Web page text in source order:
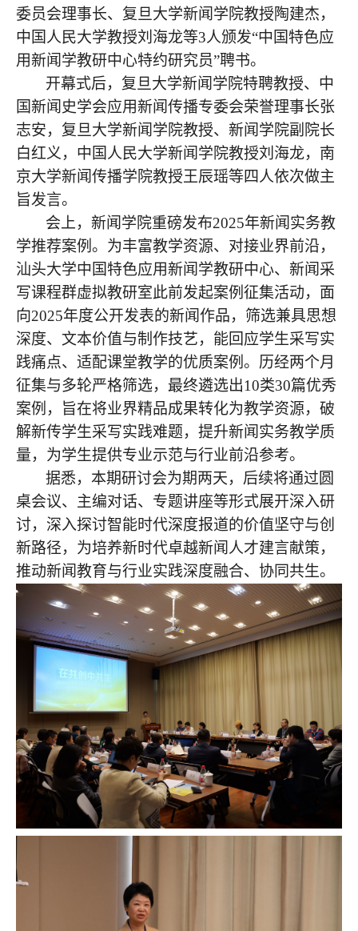
委员会理事长、复旦大学新闻学院教授陶建杰，
中国人民大学教授刘海龙等3人颁发“中国特色应
用新闻学教研中心特约研究员”聘书。
开幕式后，复旦大学新闻学院特聘教授、中
国新闻史学会应用新闻传播专委会荣誉理事长张
志安，复旦大学新闻学院教授、新闻学院副院长
白红义，中国人民大学新闻学院教授刘海龙，南
京大学新闻传播学院教授王辰瑶等四人依次做主
旨发言。
会上，新闻学院重磅发布2025年新闻实务教
学推荐案例。为丰富教学资源、对接业界前沿，
汕头大学中国特色应用新闻学教研中心、新闻采
写课程群虚拟教研室此前发起案例征集活动，面
向2025年度公开发表的新闻作品，筛选兼具思想
深度、文本价值与制作技艺，能回应学生采写实
践痛点、适配课堂教学的优质案例。历经两个月
征集与多轮严格筛选，最终遴选出10类30篇优秀
案例，旨在将业界精品成果转化为教学资源，破
解新传学生采写实践难题，提升新闻实务教学质
量，为学生提供专业示范与行业前沿参考。
据悉，本期研讨会为期两天，后续将通过圆
桌会议、主编对话、专题讲座等形式展开深入研
讨，深入探讨智能时代深度报道的价值坚守与创
新路径，为培养新时代卓越新闻人才建言献策，
推动新闻教育与行业实践深度融合、协同共生。